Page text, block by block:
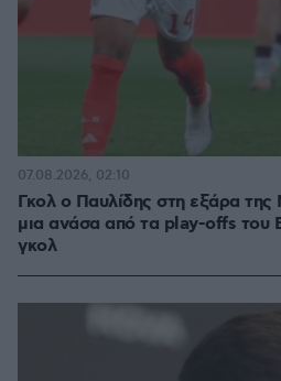
Γκολ ο Παυλίδης στη εξάρα
μια ανάσα από τα play-offs του
γκολ
07.08.2026, 02:10